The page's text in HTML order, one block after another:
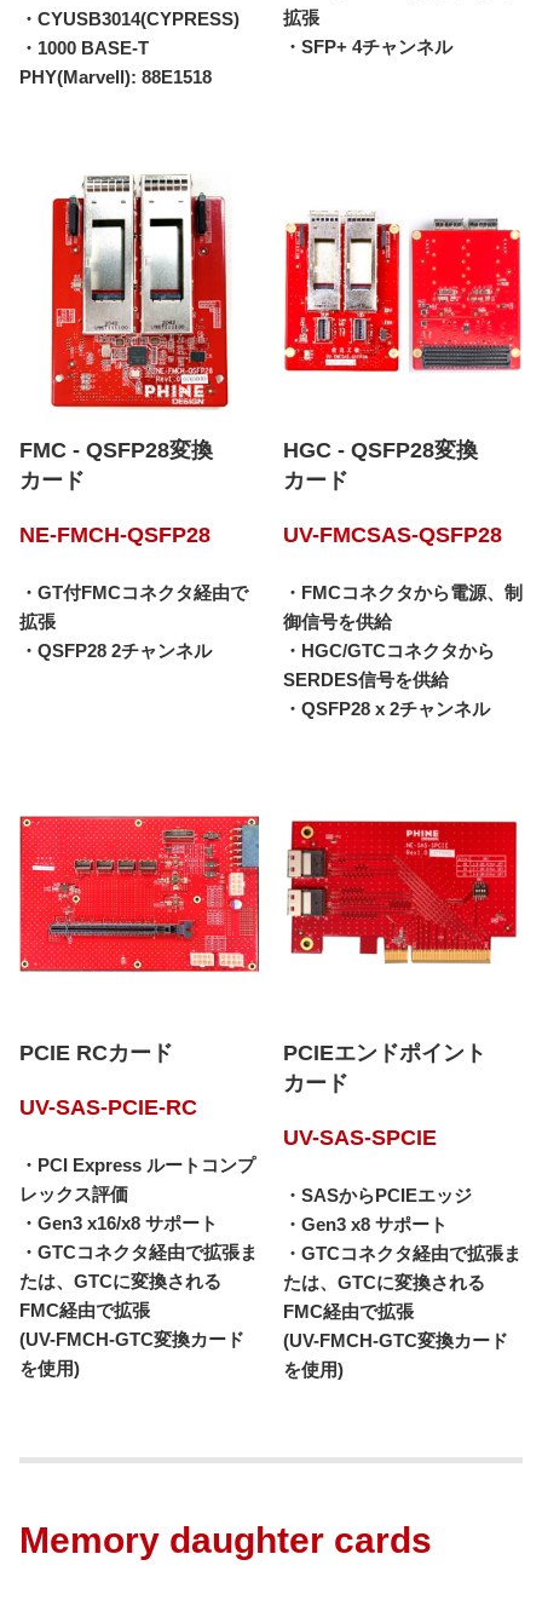
・CYUSB3014(CYPRESS)
・1000 BASE-T
PHY(Marvell): 88E1518
拡張
・SFP+ 4チャンネル
FMC - QSFP28変換
カード
NE-FMCH-QSFP28
・GT付FMCコネクタ経由で
拡張
・QSFP28 2チャンネル
HGC - QSFP28変換
カード
UV-FMCSAS-QSFP28
・FMCコネクタから電源、制
御信号を供給
・HGC/GTCコネクタから
SERDES信号を供給
・QSFP28 x 2チャンネル
PCIE RCカード
UV-SAS-PCIE-RC
・PCI Express ルートコンプ
レックス評価
・Gen3 x16/x8 サポート
・GTCコネクタ経由で拡張ま
たは、GTCに変換される
FMC経由で拡張
(UV-FMCH-GTC変換カード
を使用)
PCIEエンドポイント
カード
UV-SAS-SPCIE
・SASからPCIEエッジ
・Gen3 x8 サポート
・GTCコネクタ経由で拡張ま
たは、GTCに変換される
FMC経由で拡張
(UV-FMCH-GTC変換カード
を使用)
Memory daughter cards